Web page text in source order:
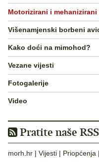
Motorizirani i
Višenamjenski borbeni
Kako doći na mimohod?
Vezane vijesti
Fotogalerije
Video
Pratite naše
morh.hr | Vijesti | Priopćenja |